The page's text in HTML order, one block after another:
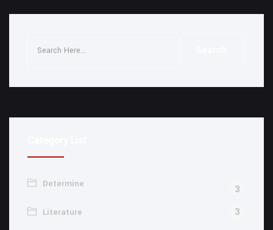
Determine 3
Literature 3